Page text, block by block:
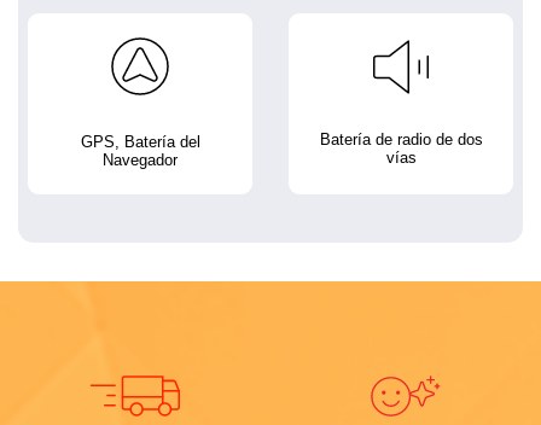
GPS, Batería del
Navegador
Batería de radio de dos
vías